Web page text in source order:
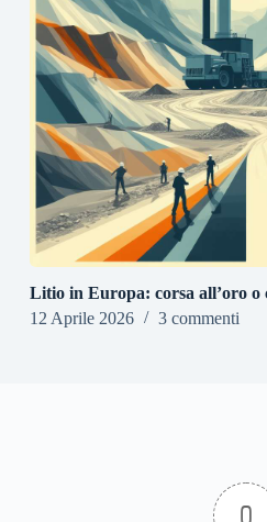
Litio in Europa: corsa all’oro o
12 Aprile 2026
3 commenti